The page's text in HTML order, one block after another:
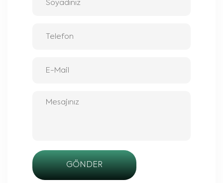
GÖNDER